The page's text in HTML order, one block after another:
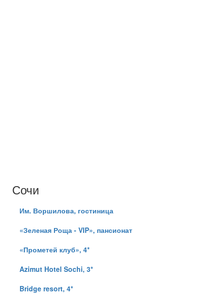
Сочи
Им. Воршилова, гостиница
«Зеленая Роща - VIP», пансионат
«Прометей клуб», 4*
Azimut Hotel Sochi, 3*
Bridge resort, 4*